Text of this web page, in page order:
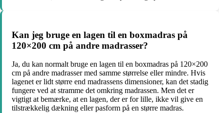
Kan jeg bruge en lagen til en boxmadras på
120×200 cm på andre madrasser?
Ja, du kan normalt bruge en lagen til en boxmadras på 120×200
cm på andre madrasser med samme størrelse eller mindre. Hvis
lagenet er lidt større end madrassens dimensioner, kan det stadig
fungere ved at stramme det omkring madrassen. Men det er
vigtigt at bemærke, at en lagen, der er for lille, ikke vil give en
tilstrækkelig dækning eller pasform på en større madras.